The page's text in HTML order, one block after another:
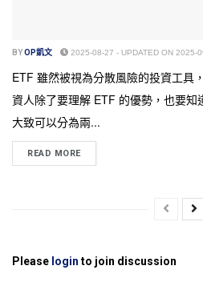
BYOP凱文 2025-08-27 - UPDATED ON 2025-
ETF 雖然被視為分散風險的投資工具
資人除了要理解 ETF 的優勢，也要
大致可以分為兩...
READ MORE
Please login to join discussion